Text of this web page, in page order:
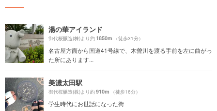
湯の華アイランド
御代桜醸造(株)より約1850m （徒歩31分）
名古屋方面から国道41号線で、木曽川を渡る手前を左に曲がっ
た所にあります...
美濃太田駅
御代桜醸造(株)より約910m （徒歩16分）
学生時代にお世話になった街